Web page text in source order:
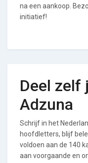
na een aankoop.
initiatief!
Deel zelf
Adzuna
Schrijf in het
hoofdletters, blijf
voldoen aan de 140
aan voorgaande en